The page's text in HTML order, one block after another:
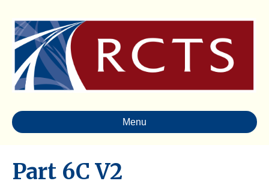
Menu
Part 6C V2